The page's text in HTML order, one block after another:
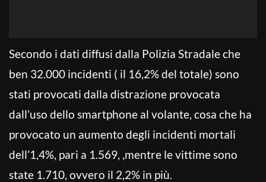
Secondo i dati diffusi dalla Polizia Stradale che
ben 32.000 incidenti ( il 16,2% del totale) sono
stati provocati dalla distrazione provocata
dall’uso dello smartphone al volante, cosa che ha
provocato un aumento degli incidenti mortali
dell’1,4%, pari a 1.569, ,mentre le vittime sono
state 1.710, ovvero il 2,2% in più.